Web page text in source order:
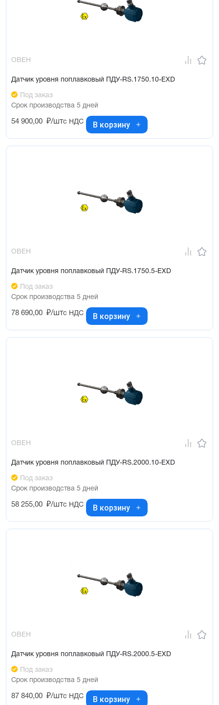
ОВЕН
Датчик уровня поплавковый ПДУ-RS.1750.10-ЕХD
Под заказ
Срок производства 5 дней
54 900,00 ₽/штс НДС В корзину
ОВЕН
Датчик уровня поплавковый ПДУ-RS.1750.5-ЕХD
Под заказ
Срок производства 5 дней
78 690,00 ₽/штс НДС В корзину
ОВЕН
Датчик уровня поплавковый ПДУ-RS.2000.10-ЕХD
Под заказ
Срок производства 5 дней
58 255,00 ₽/штс НДС В корзину
ОВЕН
Датчик уровня поплавковый ПДУ-RS.2000.5-ЕХD
Под заказ
Срок производства 5 дней
87 840,00 ₽/штс НДС В корзину